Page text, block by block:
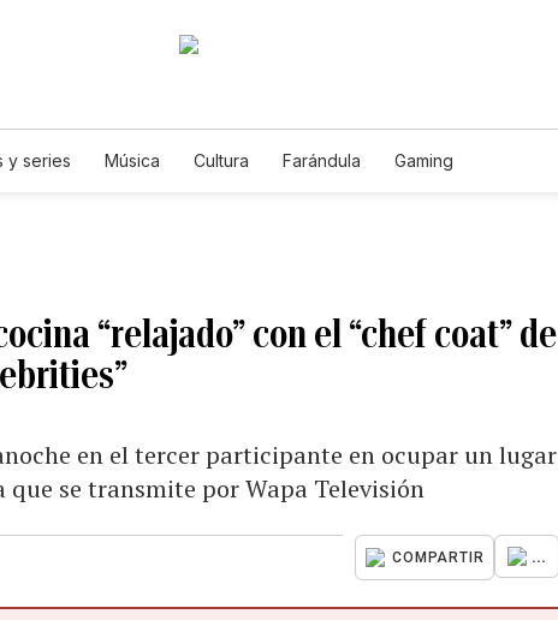
y series Música Cultura Farándula Gaming
“relajado” con el “chef coat” de
en el tercer participante en ocupar un lugar
se transmite por Wapa Televisión
COMPARTIR ...